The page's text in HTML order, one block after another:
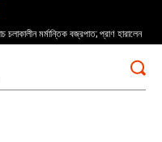
মর্মান্তিক বজ্রপাত; প্রাণ হারালেন
আওয়ে